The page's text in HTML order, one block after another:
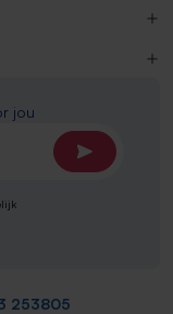
253805
jou